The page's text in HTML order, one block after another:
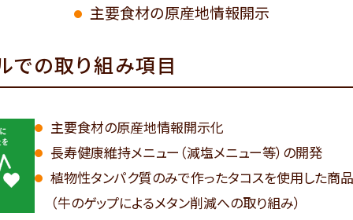
主要食材の原産地情報開示
での取り組み項目
主要食材の原産地情報開示化
長寿健康維持メニュー（減塩メニュー等）の開発
植物性タンパク質のみで作ったタコスを使用した商
（牛のゲップによるメタン削減への取り組み）